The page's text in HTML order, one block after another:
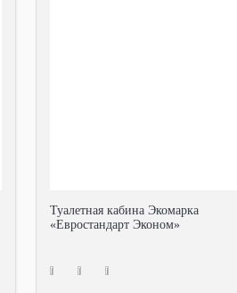
Туалетная кабина Экомарка
«Евростандарт Эконом»